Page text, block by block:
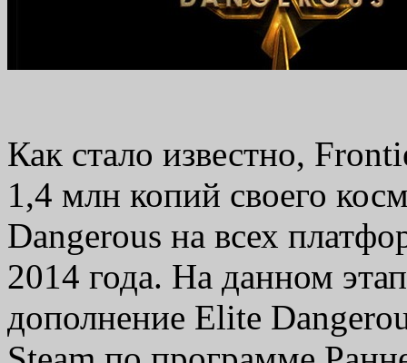
Как стало известно,
1,4 млн копий своего
Dangerous на всех
2014 года. На данном
дополнение Elite